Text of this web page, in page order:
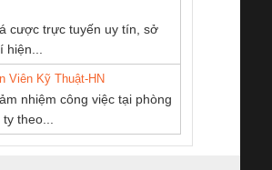
lưu nguồn
1K5.4
Giá
Nẹp nhôm chống
trơn Đà Nẵng
MẠI
VỤ KỸ
ĐIỆN CƠ
HƯNG PHÁT
KỸ THUẬT KTECH
cược trực tuyến uy tín, sở
Viên Kỹ Thuật-HN
nhiệm công việc tại phòng
theo...